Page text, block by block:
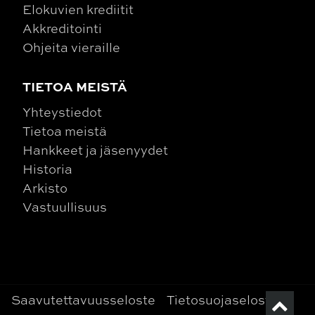
Elokuvien krediitit
Akkreditointi
Ohjeita vieraille
TIETOA MEISTÄ
Yhteystiedot
Tietoa meistä
Hankkeet ja jäsenyydet
Historia
Arkisto
Vastuullisuus
Saavutettavuusseloste Tietosuojaseloste